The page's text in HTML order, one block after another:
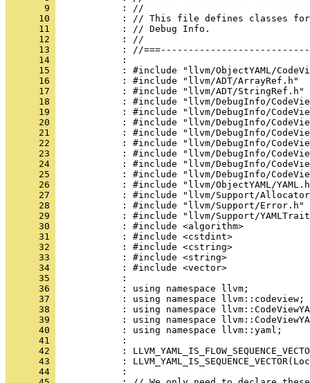
       9
      10
      11
      12
      13
      14
      15
      16
      17
      18
      19
      20
      21
      22
      23
      24
      25
      26
      27
      28
      29
      30
      31
      32
      33
      34
      35
      36
      37
      38
      39
      40
      41
      42
      43
      44
            :